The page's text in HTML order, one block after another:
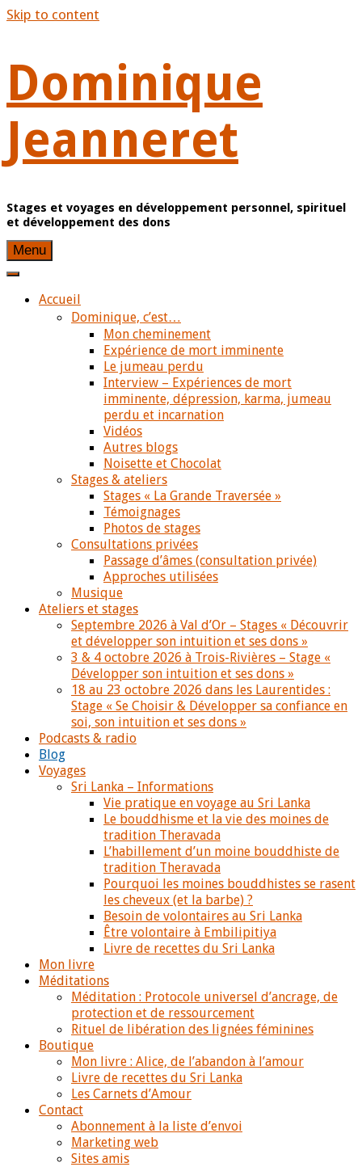
Skip to content
Dominique
Jeanneret
Stages et voyages en développement personnel, spirituel
et développement des dons
Menu
Accueil
Dominique, c’est…
Mon cheminement
Expérience de mort imminente
Le jumeau perdu
Interview – Expériences de mort
imminente, dépression, karma, jumeau
perdu et incarnation
Vidéos
Autres blogs
Noisette et Chocolat
Stages & ateliers
Stages « La Grande Traversée »
Témoignages
Photos de stages
Consultations privées
Passage d’âmes (consultation privée)
Approches utilisées
Musique
Ateliers et stages
Septembre 2026 à Val d’Or – Stages « Découvrir
et développer son intuition et ses dons »
3 & 4 octobre 2026 à Trois-Rivières – Stage «
Développer son intuition et ses dons »
18 au 23 octobre 2026 dans les Laurentides :
Stage « Se Choisir & Développer sa confiance en
soi, son intuition et ses dons »
Podcasts & radio
Blog
Voyages
Sri Lanka – Informations
Vie pratique en voyage au Sri Lanka
Le bouddhisme et la vie des moines de
tradition Theravada
L’habillement d’un moine bouddhiste de
tradition Theravada
Pourquoi les moines bouddhistes se rasent
les cheveux (et la barbe) ?
Besoin de volontaires au Sri Lanka
Être volontaire à Embilipitiya
Livre de recettes du Sri Lanka
Mon livre
Méditations
Méditation : Protocole universel d’ancrage, de
protection et de ressourcement
Rituel de libération des lignées féminines
Boutique
Mon livre : Alice, de l’abandon à l’amour
Livre de recettes du Sri Lanka
Les Carnets d’Amour
Contact
Abonnement à la liste d’envoi
Marketing web
Sites amis